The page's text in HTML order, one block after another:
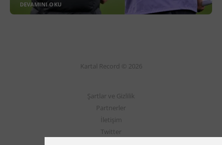
DEVAMINI OKU
Kartal Record © 2026
Şartlar ve Gizlilik
Partnerler
İletişim
Twitter